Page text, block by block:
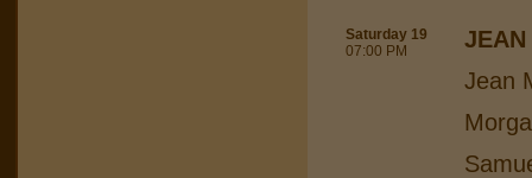
Saturday 19
07:00 PM
JEAN
Jean